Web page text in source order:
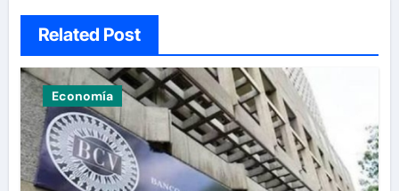
Related Post
Economía